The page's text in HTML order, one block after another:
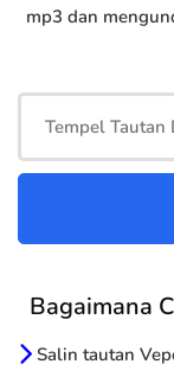
mp3 dan
Bagaimana
Salin tautan